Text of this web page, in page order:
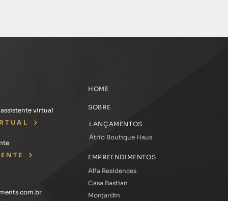
Menino
virtual
HOME
SOBRE
LANÇAMENTOS
Átrio Boutique Haus
EMPREENDIMENTOS
Alfa Residences
Casa Bastian
Monjardin